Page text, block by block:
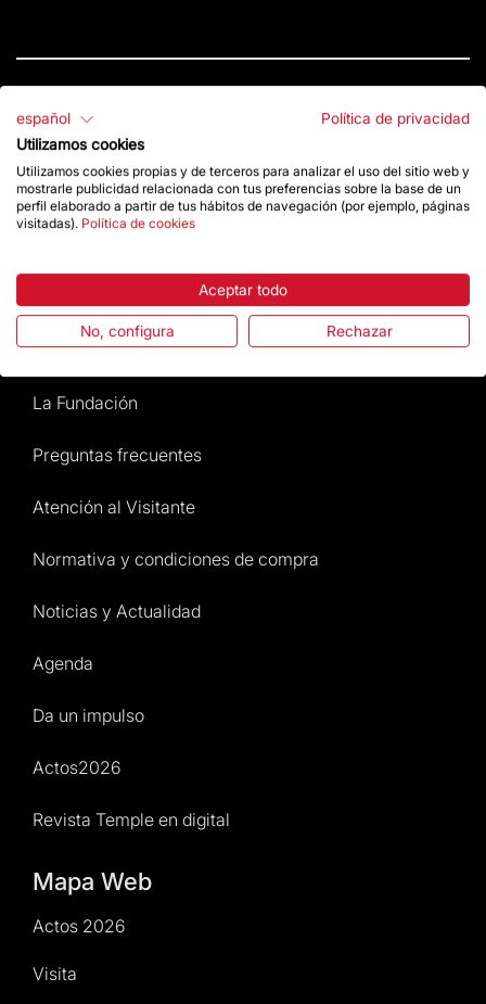
Da un impulso
Tienda
Destacados
La Fundación
Preguntas frecuentes
Atención al Visitante
Normativa y condiciones de compra
Noticias y Actualidad
Agenda
Da un impulso
Actos2026
Revista Temple en digital
Mapa Web
Actos 2026
Visita
español
Política de privacidad
Utilizamos cookies
Utilizamos cookies propias y de terceros para analizar el uso del sitio web y
mostrarle publicidad relacionada con tus preferencias sobre la base de un
perfil elaborado a partir de tus hábitos de navegación (por ejemplo, páginas
visitadas). Política de cookies
Aceptar todo
No, configura Rechazar